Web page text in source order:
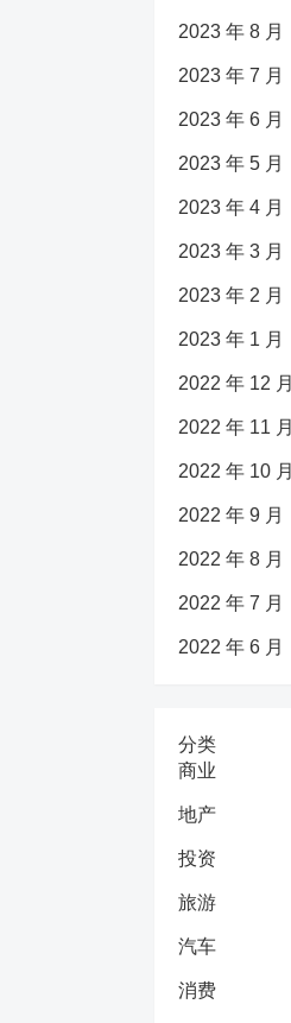
2023 年 8 月
2023 年 7 月
2023 年 6 月
2023 年 5 月
2023 年 4 月
2023 年 3 月
2023 年 2 月
2023 年 1 月
2022 年 12 月
2022 年 11 月
2022 年 10 月
2022 年 9 月
2022 年 8 月
2022 年 7 月
2022 年 6 月
分类
商业
地产
投资
旅游
汽车
消费